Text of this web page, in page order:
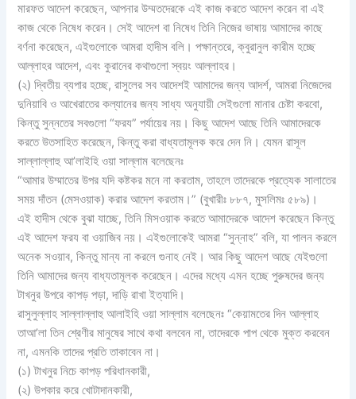
মারফত আদেশ করেছেন, আপনার উম্মতদেরকে এই কাজ করতে আদেশ করেন বা এই
কাজ থেকে নিষেধ করেন। সেই আদেশ বা নিষেধ তিনি নিজের ভাষায় আমাদের কাছে
বর্ণনা করেছেন, এইগুলোকে আমরা হাদীস বলি। পক্ষান্তরে, ক্বুরানুল কারীম হচ্ছে
আল্লাহর আদেশ, এবং কুরানের কথাগুলো স্বয়ং আল্লাহর।
(২) দ্বিতীয় ব্যপার হচ্ছে, রাসুলের সব আদেশই আমাদের জন্য আদর্শ, আমরা নিজেদের
দুনিয়াবি ও আখেরাতের কল্যানের জন্য সাধ্য অনুযায়ী সেইগুলো মানার চেষ্টা করবো,
কিন্তু সুন্নতের সবগুলো “ফরয” পর্যায়ের নয়। কিছু আদেশ আছে তিনি আমাদেরকে
করতে উতসাহিত করেছেন, কিন্তু করা বাধ্যতামূলক করে দেন নি। যেমন রাসূল
সাল্লাল্লাহু আ’লাইহি ওয়া সাল্লাম বলেছেনঃ
“আমার উম্মাতের উপর যদি কষ্টকর মনে না করতাম, তাহলে তাদেরকে প্রত্যেক সালাতের
সময় দাঁতন (মেসওয়াক) করার আদেশ করতাম।” (বুখারীঃ ৮৮৭, মুসলিমঃ ৫৮৯)।
এই হাদীস থেকে বুঝা যাচ্ছে, তিনি মিসওয়াক করতে আমাদেরকে আদেশ করেছেন কিন্তু
এই আদেশ ফরয বা ওয়াজিব নয়। এইগুলোকেই আমরা “সুন্নাহ” বলি, যা পালন করলে
অনেক সওয়াব, কিন্তু মান্য না করলে গুনাহ নেই। আর কিছু আদেশ আছে যেইগুলো
তিনি আমাদের জন্য বাধ্যতামূলক করেছেন। এদের মধ্যে এমন হচ্ছে পুরুষদের জন্য
টাখনুর উপরে কাপড় পড়া, দাড়ি রাখা ইত্যাদি।
রাসুলুল্লাহ সাল্লাল্লাহু আলাইহি ওয়া সাল্লাম বলেছেনঃ “কেয়ামতের দিন আল্লাহ
তাআ’লা তিন শ্রেণীর মানুষের সাথে কথা বলবেন না, তাদেরকে পাপ থেকে মুক্ত করবেন
না, এমনকি তাদের প্রতি তাকাবেন না।
(১) টাখনুর নিচে কাপড় পরিধানকারী,
(২) উপকার করে খোটাদানকারী,